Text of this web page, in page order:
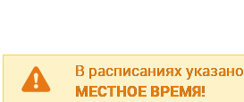
В расписаниях указано
МЕСТНОЕ ВРЕМЯ!